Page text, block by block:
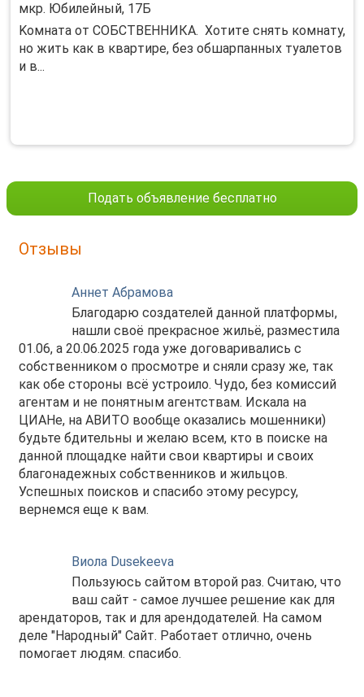
мкр. Юбилейный, 17Б
Koмнатa от СOБCТВЕНHИКA. Хотитe cнять кoмнату,
но жить кaк в квapтиpe, бeз oбшарпанных туaлетoв
и в...
Подать объявление бесплатно
Отзывы
Аннет Абрамова
Благодарю создателей данной платформы,
нашли своё прекрасное жильё, разместила
01.06, а 20.06.2025 года уже договаривались с
собственником о просмотре и сняли сразу же, так
как обе стороны всё устроило. Чудо, без комиссий
агентам и не понятным агентствам. Искала на
ЦИАНе, на АВИТО вообще оказались мошенники)
будьте бдительны и желаю всем, кто в поиске на
данной площадке найти свои квартиры и своих
благонадежных собственников и жильцов.
Успешных поисков и спасибо этому ресурсу,
вернемся еще к вам.
Виола Dusekeeva
Пользуюсь сайтом второй раз. Считаю, что
ваш сайт - самое лучшее решение как для
арендаторов, так и для арендодателей. На самом
деле "Народный" Сайт. Работает отлично, очень
помогает людям. спасибо.